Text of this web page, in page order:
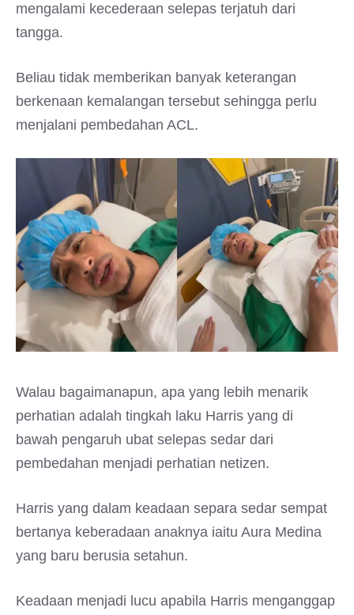
mengalami kecederaan selepas terjatuh dari
tangga.
Beliau tidak memberikan banyak keterangan
berkenaan kemalangan tersebut sehingga perlu
menjalani pembedahan ACL.
Walau bagaimanapun, apa yang lebih menarik
perhatian adalah tingkah laku Harris yang di
bawah pengaruh ubat selepas sedar dari
pembedahan menjadi perhatian netizen.
Harris yang dalam keadaan separa sedar sempat
bertanya keberadaan anaknya iaitu Aura Medina
yang baru berusia setahun.
Keadaan menjadi lucu apabila Harris menganggap